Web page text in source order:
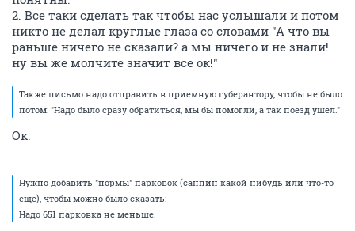
2. Все таки сделать так чтобы нас услышали и потом
никто не делал круглые глаза со словами "А что вы
раньше ничего не сказали? а мы ничего и не знали!
ну вы же молчите значит все ок!"
Также письмо надо отправить в приемную губерантору, чтобы не было
потом: "Надо было сразу обратиться, мы бы помогли, а так поезд ушел."
Ок.
Нужно добавить "нормы" парковок (санпин какой нибудь или что-то
еще), чтобы можно было сказать:
Надо 651 парковка не меньше.